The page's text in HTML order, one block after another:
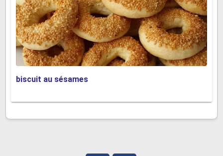
biscuit au sésames